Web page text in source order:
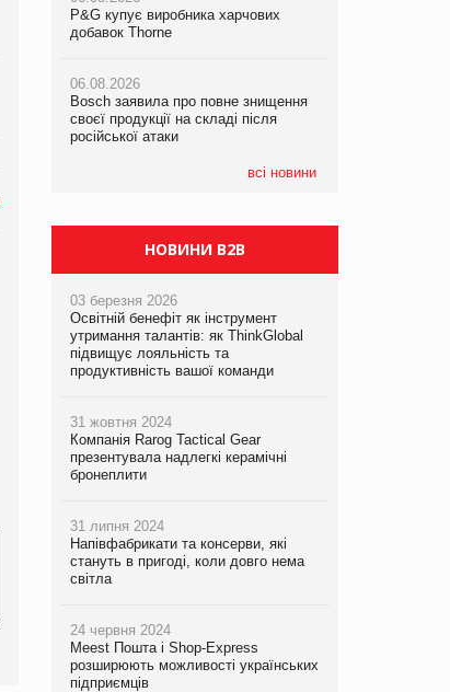
P&G купує виробника харчових
добавок Thorne
06.08.2026
Bosch заявила про повне знищення
своєї продукції на складі після
російської атаки
всі новини
у VARUS з’явилися новинки від ТМ
ТОКЕРИ
Сергій Лісунов про заморожені
P&G купує виробника харчових
добавок Thorne
06.08.2026
Bosch заявила про повне знищення
своєї продукції на складі після
російської атаки
НОВИНИ B2B
03 березня 2026
Освітній бенефіт як інструмент
утримання талантів: як ThinkGlobal
підвищує лояльність та
продуктивність вашої команди
31 жовтня 2024
Компанія Rarog Tactical Gear
презентувала надлегкі керамічні
бронеплити
31 липня 2024
Напівфабрикати та консерви, які
стануть в пригоді, коли довго нема
світла
24 червня 2024
Meest Пошта і Shop-Express
розширюють можливості українських
підприємців